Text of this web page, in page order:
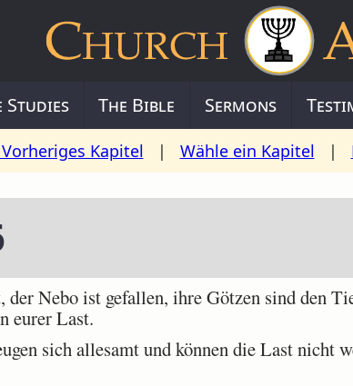
Studies The Bible Sermons
Kapitel | Wähle ein Kapitel |
der Nebo ist gefallen, ihre Götzen sind den
eurer Last.
sich allesamt und können die Last nicht